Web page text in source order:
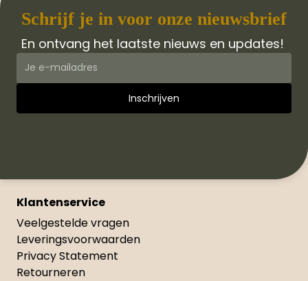
Schrijf je in voor onze nieuwsbrief
En ontvang het laatste nieuws en updates!
Klantenservice
Veelgestelde vragen
Leveringsvoorwaarden
Privacy Statement
Retourneren